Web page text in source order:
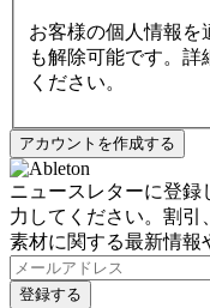
お客様の個人情報を
も解除可能です。詳
ください。
ニュースレターに登録
力してください。割
素材に関する最新情報